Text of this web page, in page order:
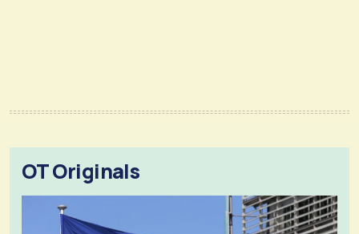
OT Originals